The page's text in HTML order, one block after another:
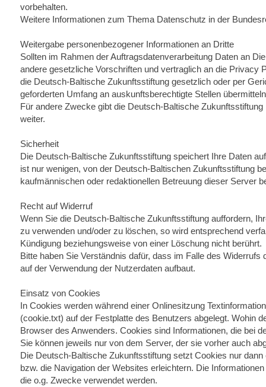
vorbehalten.
Weitere Informationen zum Thema Datenschutz in der
Weitergabe personenbezogener Informationen an Dritte
Sollten im Rahmen der Auftragsdatenverarbeitung Daten an
andere gesetzliche Vorschriften und vertraglich an die
die Deutsch-Baltische Zukunftsstiftung gesetzlich oder per
geforderten Umfang an auskunftsberechtigte Stellen
Für andere Zwecke gibt die Deutsch-Baltische
weiter.
Sicherheit
Die Deutsch-Baltische Zukunftsstiftung speichert Ihre Daten
ist nur wenigen, von der Deutsch-Baltischen Zukunftsstiftung
kaufmännischen oder redaktionellen Betreuung dieser Server
Recht auf Widerruf
Wenn Sie die Deutsch-Baltische Zukunftsstiftung auffordern,
zu verwenden und/oder zu löschen, so wird entsprechend
Kündigung beziehungsweise von einer Löschung nicht berührt.
Bitte haben Sie Verständnis dafür, dass im Falle des
auf der Verwendung der Nutzerdaten aufbaut.
Einsatz von Cookies
In Cookies werden während einer Onlinesitzung
(cookie.txt) auf der Festplatte des Benutzers abgelegt. Wohin
Browser des Anwenders. Cookies sind Informationen, die bei
Sie können jeweils nur von dem Server, der sie vorher auch
Die Deutsch-Baltische Zukunftsstiftung setzt Cookies nur
bzw. die Navigation der Websites erleichtern. Die
die o.g. Zwecke verwendet werden.